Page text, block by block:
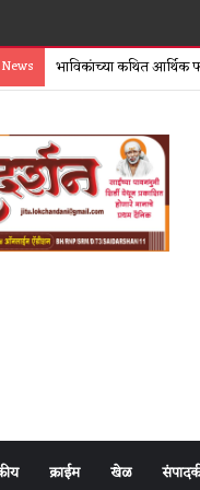
भाविकांच्या कथित आर्थिक
क्राईम खेळ